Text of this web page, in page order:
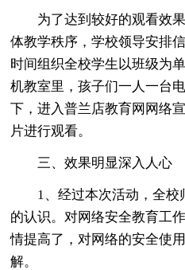
为了达到较好的观看效
体教学秩序，学校领导安排
时间组织全校学生以班级为
机教室里，孩子们一人一台
下，进入普兰店教育网网络
片进行观看。
三、效果明显深入人心
1、经过本次活动，全
的认识。对网络安全教育工
情提高了，对网络的安全使
解。